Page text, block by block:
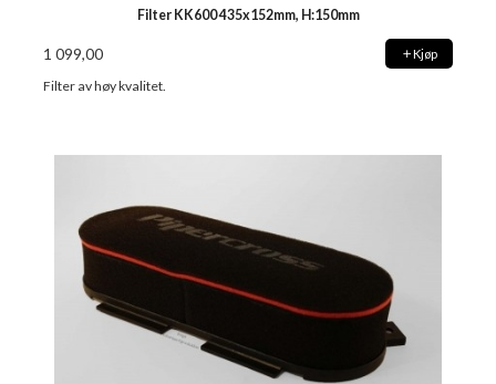
Filter KK600 435x152mm, H:150mm
1 099,00 Kjøp
Filter av høy kvalitet.